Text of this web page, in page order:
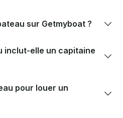
sur Getmyboat ?
inclut-elle un capitaine
pour louer un